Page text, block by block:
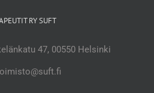
RY SUFT
47, 00550 Helsinki